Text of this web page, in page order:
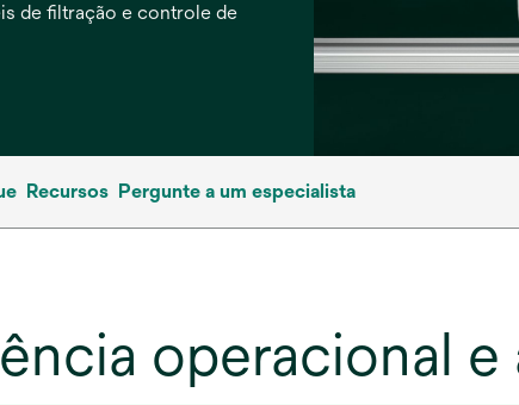
de filtração e controle de
Recursos Pergunte a um especialista
operacional e